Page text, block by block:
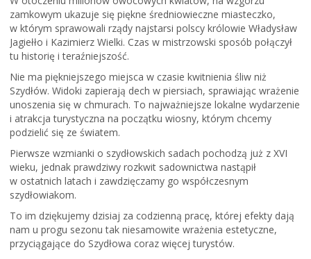
zamkowym ukazuje się piękne średniowieczne miasteczko,
w którym sprawowali rządy najstarsi polscy królowie Władysław
Jagiełło i Kazimierz Wielki. Czas w mistrzowski sposób połączył
tu historię i teraźniejszość.
Nie ma piękniejszego miejsca w czasie kwitnienia śliw niż
Szydłów. Widoki zapierają dech w piersiach, sprawiając wrażenie
unoszenia się w chmurach. To najważniejsze lokalne wydarzenie
i atrakcja turystyczna na początku wiosny, którym chcemy
podzielić się ze światem.
Pierwsze wzmianki o szydłowskich sadach pochodzą już z XVI
wieku, jednak prawdziwy rozkwit sadownictwa nastąpił
w ostatnich latach i zawdzięczamy go współczesnym
szydłowiakom.
To im dziękujemy dzisiaj za codzienną pracę, której efekty dają
nam u progu sezonu tak niesamowite wrażenia estetyczne,
przyciągające do Szydłowa coraz więcej turystów.